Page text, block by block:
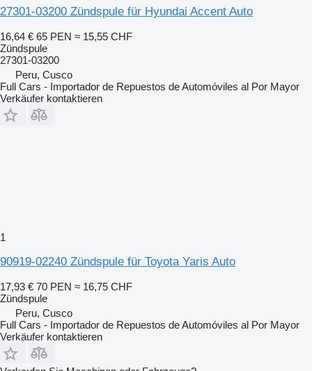
27301-03200 Zündspule für Hyundai Accent Auto
16,64 € 65 PEN ≈ 15,55 CHF
Zündspule
27301-03200
Peru, Cusco
Full Cars - Importador de Repuestos de Automóviles al Por Mayor
Verkäufer kontaktieren
1
90919-02240 Zündspule für Toyota Yaris Auto
17,93 € 70 PEN ≈ 16,75 CHF
Zündspule
Peru, Cusco
Full Cars - Importador de Repuestos de Automóviles al Por Mayor
Verkäufer kontaktieren